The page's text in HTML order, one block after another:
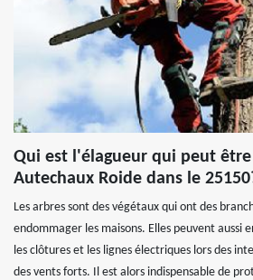
Qui est l'élagueur qui peut
Autechaux Roide dans le
Les arbres sont des végétaux qui ont des
endommager les maisons. Elles peuvent aussi
les clôtures et les lignes électriques lors des
des vents forts. Il est alors indispensable de